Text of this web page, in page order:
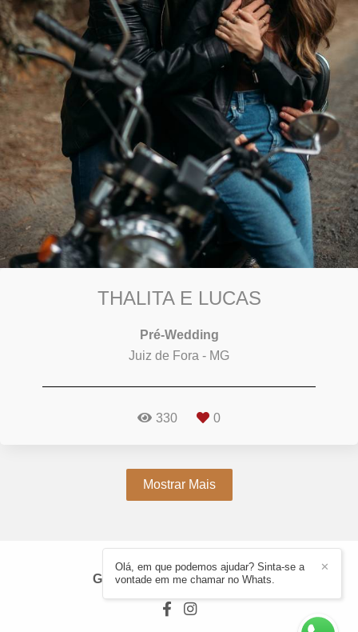
THALITA E LUCAS
Pré-Wedding
Juiz de Fora - MG
330 0
Mostrar Mais
GUSTAVO LARA/CONTATO
✕
Olá, em que podemos ajudar? Sinta-se a
vontade em me chamar no Whats.